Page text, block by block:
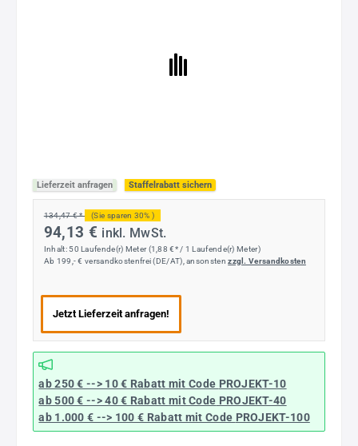
Lieferzeit anfragen Staffelrabatt sichern
134,47 € * (Sie sparen 30% )
94,13 € inkl. MwSt.
Inhalt: 50 Laufende(r) Meter(1,88 €* / 1 Laufende(r) Meter)
Ab 199,- € versandkostenfrei (DE/AT), ansonstenzzgl. Versandkosten
Jetzt Lieferzeit anfragen!
ab 250 € --> 10 € Rabatt mit Code PROJEKT-10
ab 500 € --> 40 € Rabatt mit Code PROJEKT-40
ab 1.000 € --> 100 € Rabatt mit Code PROJEKT-100